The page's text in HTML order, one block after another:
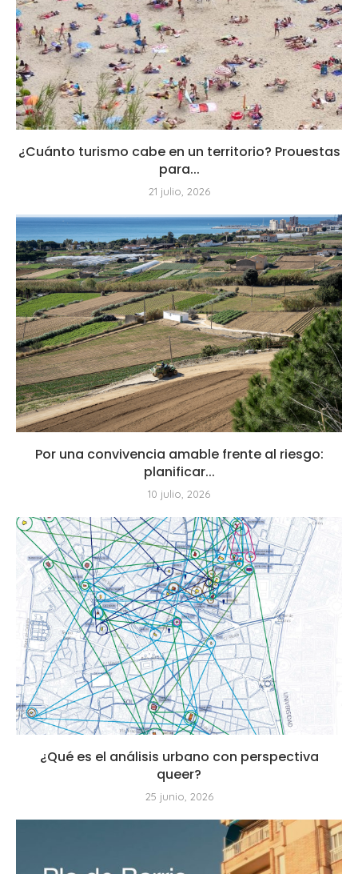
¿Cuánto turismo cabe en un territorio? Prouestas
para...
21 julio, 2026
Por una convivencia amable frente al riesgo:
planificar...
10 julio, 2026
¿Qué es el análisis urbano con perspectiva
queer?
25 junio, 2026